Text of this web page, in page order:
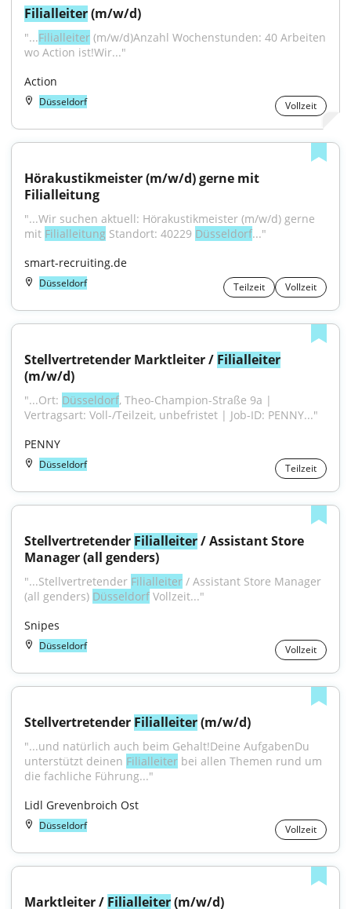
Filialleiter (m/w/d)
"...Filialleiter (m/w/d)Anzahl Wochenstunden: 40 Arbeiten
wo Action ist!Wir..."
Action
Düsseldorf Vollzeit
Hörakustikmeister (m/w/d) gerne mit
Filialleitung
"...Wir suchen aktuell: Hörakustikmeister (m/w/d) gerne
mit Filialleitung Standort: 40229 Düsseldorf..."
smart-recruiting.de
Düsseldorf Teilzeit Vollzeit
Stellvertretender Marktleiter / Filialleiter
(m/w/d)
"...Ort: Düsseldorf, Theo-Champion-Straße 9a |
Vertragsart: Voll-/Teilzeit, unbefristet | Job-ID: PENNY..."
PENNY
Düsseldorf Teilzeit
Stellvertretender Filialleiter / Assistant Store
Manager (all genders)
"...Stellvertretender Filialleiter / Assistant Store Manager
(all genders) Düsseldorf Vollzeit..."
Snipes
Düsseldorf Vollzeit
Stellvertretender Filialleiter (m/w/d)
"...und natürlich auch beim Gehalt!Deine AufgabenDu
unterstützt deinen Filialleiter bei allen Themen rund um
die fachliche Führung..."
Lidl Grevenbroich Ost
Düsseldorf Vollzeit
Marktleiter / Filialleiter (m/w/d)